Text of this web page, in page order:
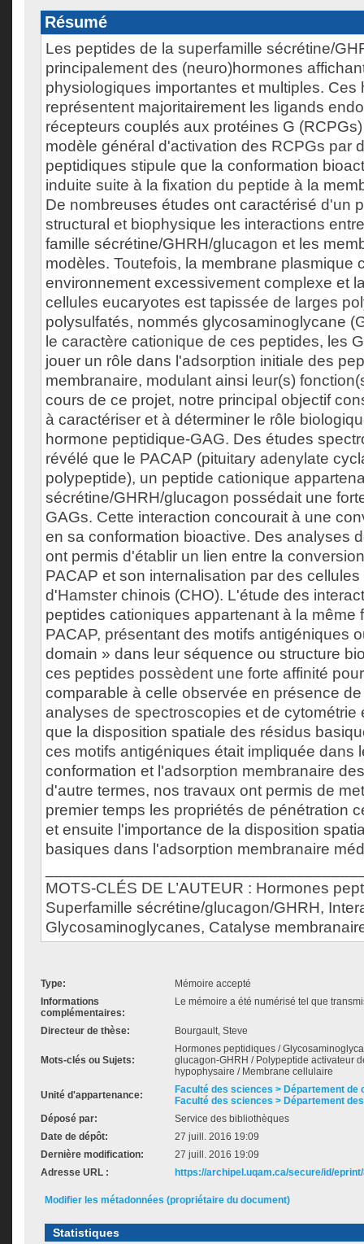
Résumé
Les peptides de la superfamille sécrétine/
principalement des (neuro)hormones
physiologiques importantes et multiples. Ces
représentent majoritairement les ligands
récepteurs couplés aux protéines G
modèle général d'activation des RCPGs par
peptidiques stipule que la conformation
induite suite à la fixation du peptide à la
De nombreuses études ont caractérisé d'un
structural et biophysique les interactions
famille sécrétine/GHRH/glucagon et les
modèles. Toutefois, la membrane plasmique
environnement excessivement complexe et
cellules eucaryotes est tapissée de larges
polysulfatés, nommés glycosaminoglycane
le caractère cationique de ces peptides, les
jouer un rôle dans l'adsorption initiale des
membranaire, modulant ainsi leur(s)
cours de ce projet, notre principal objectif
à caractériser et à déterminer le rôle
hormone peptidique-GAG. Des études
révélé que le PACAP (pituitary adenylate
polypeptide), un peptide cationique
sécrétine/GHRH/glucagon possédait une
GAGs. Cette interaction concourait à une
en sa conformation bioactive. Des analyses
ont permis d'établir un lien entre la
PACAP et son internalisation par des
d'Hamster chinois (CHO). L'étude des
peptides cationiques appartenant à la même
PACAP, présentant des motifs antigéniques
domain » dans leur séquence ou structure
ces peptides possèdent une forte affinité
comparable à celle observée en présence
analyses de spectroscopies et de cytométrie
que la disposition spatiale des résidus
ces motifs antigéniques était impliquée dans
conformation et l'adsorption membranaire
d'autre termes, nos travaux ont permis de
premier temps les propriétés de pénétration
et ensuite l'importance de la disposition
basiques dans l'adsorption membranaire
MOTS-CLÉS DE L’AUTEUR : Hormones
Superfamille sécrétine/glucagon/GHRH,
Glycosaminoglycanes, Catalyse
Type:
Mémoire accepté
Informations
complémentaires:
Le mémoire a été numérisé tel que
Directeur de thèse: Bourgault, Steve
Mots-clés ou Sujets:
Hormones peptidiques /
glucagon-GHRH / Polypeptide activateur
hypophysaire / Membrane cellulaire
Unité d'appartenance:
Faculté des sciences > Département de
Faculté des sciences > Département
Déposé par:
Service des bibliothèques
Date de dépôt:
27 juill. 2016 19:09
Dernière modification:
27 juill. 2016 19:09
Adresse URL :
https://archipel.uqam.ca/secure/id/
Modifier les métadonnées (propriétaire du document)
Statistiques